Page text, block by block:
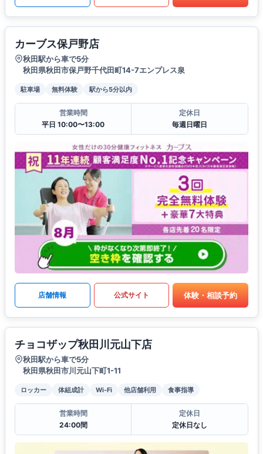
カーブス保戸野店
秋田駅から車で5分
秋田県秋田市保戸野千代田町14-7エンプレス泉
駐車場 無料体験 駅から5分以内
営業時間
平日 10:00〜13:00
定休日
毎週日曜日
店舗情報 公式サイト 体験・相談予約
チョコザップ秋田川元山下店
秋田駅から車で5分
秋田県秋田市川元山下町1-11
ロッカー 体組成計 Wi-Fi 他店舗利用 食事指導
営業時間
24:00間
定休日
定休日なし